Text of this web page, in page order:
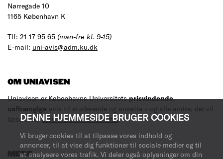
DENNE HJEMMESIDE BRUGER COOKIES
Vi bruger cookies til at tilpasse vores indhold og
annoncer, til at vise dig funktioner til sociale medier og til
at analysere vores trafik. Vi deler også oplysninger om din
Nørregade 10
1165 København K
Tlf: 21 17 95 65 (man-fre kl. 9-15)
E-mail: uni-avis@adm.ku.dk
OM UNIAVISEN
Uniavisen er Københavns Universitetsprisvindende,
uafhængige avis til studerende og ansatte – og alle andre, der vil
læse med.Læs mere om avisen her.
MERE